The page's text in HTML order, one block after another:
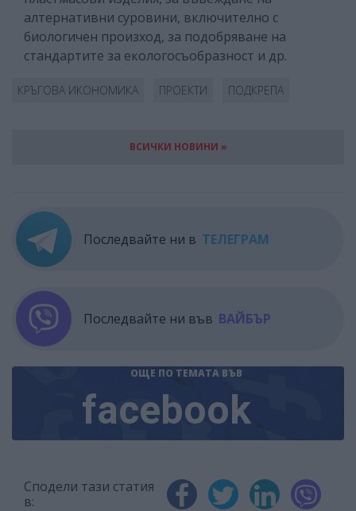
алтернативни суровини, включително с
биологичен произход, за подобряване на
стандартите за екологосъобразност и др.
КРЪГОВА ИКОНОМИКА ПРОЕКТИ ПОДКРЕПА
ВСИЧКИ НОВИНИ »
Последвайте ни в ТЕЛЕГРАМ
Последвайте ни във ВАЙБЪР
ОЩЕ ПО ТЕМАТА ВЪВ
facebook
Сподели тази статия
в: